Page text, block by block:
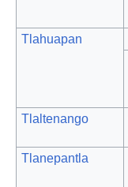
Tlahuapan
Tlaltenango
Tlanepantla